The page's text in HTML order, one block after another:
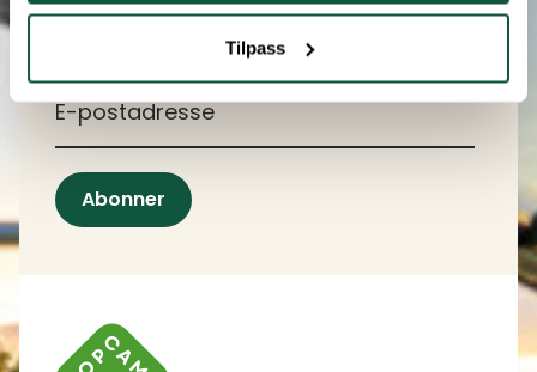
Tilpass
Meld deg på vårt nyhetsbrev. Vi gir deg unike
tilbud og ulike tips gjennom året.
E-postadresse
*
Abonner